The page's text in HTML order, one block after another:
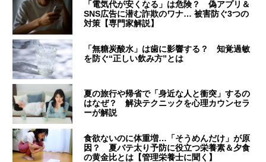
「電気代が安くなる」は危険？ 偽アプリ＆
SNS広告に潜む詐欺のワナ… 被害防ぐ3つの
対策【専門家解説】
「無糖炭酸水」は歯に影響する？ 知覚過敏
を防ぐ“正しい飲み方”とは
夏の旅行や帰省で「身近な人と衝突」するの
はなぜ？ 解決テクニックを心理カウンセラ
ーが解説
食欲ないのに体重増…「そうめんだけ」が原
因？ 夏バテ太り予防に役立つ栄養素＆夕食
の黄金比とは【管理栄養士に聞く】